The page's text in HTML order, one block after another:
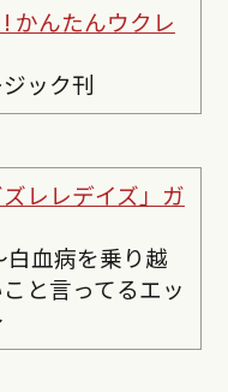
かんたんウクレ
ック刊
ズレレデイズ」ガ
血病を乗り越
と言ってるエッ